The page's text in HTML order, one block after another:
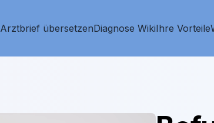
Arztbrief übersetzenDiagnose WikiIhre Vorteile